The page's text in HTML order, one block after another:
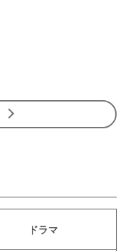
ドラマ